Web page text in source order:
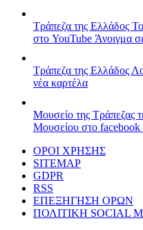
Τράπεζα της Ελλάδος
στο YouTube Άνοιγμα
Τράπεζα της Ελλάδος
νέα καρτέλα
Μουσείο της Τράπεζας
Μουσείου στο facebook
ΟΡΟΙ ΧΡΗΣΗΣ
SITEMAP
GDPR
RSS
ΕΠΕΞΗΓΗΣΗ ΟΡΩΝ
ΠΟΛΙΤΙΚΗ SOCIAL